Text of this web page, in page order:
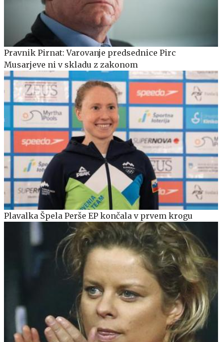
Pravnik Pirnat: Varovanje predsednice Pirc
Musarjeve ni v skladu z zakonom
Plavalka Špela Perše EP končala v prvem krogu